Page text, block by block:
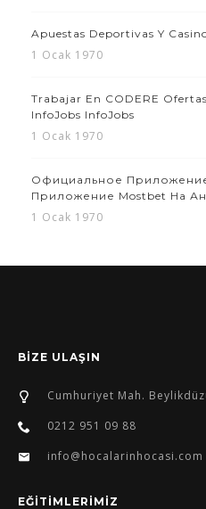
Apuestas Deportivas Y
1 Ocak 1970
Trabajar En CODERE
InfoJobs InfoJobs
1 Ocak 1970
Официальное
Приложение Mostbet На
1 Ocak 1970
BİZE ULAŞIN
Cumhuriyet Mah.
0212 951 09 88
info@hocalarinhocasi.com
EĞİTİMLERİMİZ